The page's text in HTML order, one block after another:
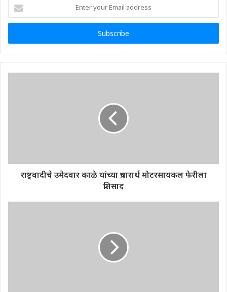
your
Email
राष्ट्रवादीचे उमेदवार काळे यांच्या प्रचारार्थ मोटरसायकल फेरीला
प्रतिसाद